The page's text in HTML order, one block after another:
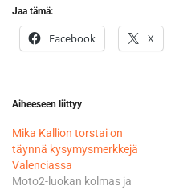
Jaa tämä:
Facebook X
Aiheeseen liittyy
Mika Kallion torstai on
täynnä kysymysmerkkejä
Valenciassa
Moto2-luokan kolmas ja